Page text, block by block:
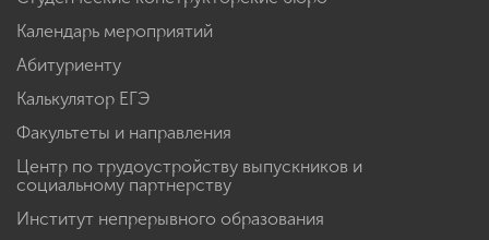
Календарь мероприятий
Абитуриенту
Калькулятор ЕГЭ
Факультеты и направления
Центр по трудоустройству выпускников и
социальному партнерству
Институт непрерывного образования